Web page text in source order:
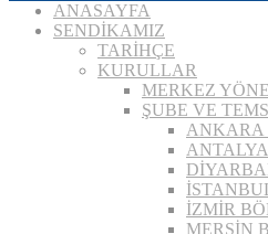
ANASAYFA
SENDİKAMIZ
TARİHÇE
KURULLAR
MERKEZ
ŞUBE VE
ANKARA
İZMİR
MERSİN